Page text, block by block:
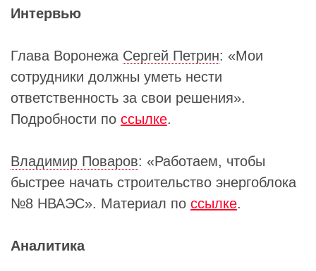
Интервью
Глава Воронежа Сергей Петрин: «Мои
сотрудники должны уметь нести
ответственность за свои решения».
Подробности по ссылке.
Владимир Поваров: «Работаем, чтобы
быстрее начать строительство энергоблока
№8 НВАЭС». Материал по ссылке.
Аналитика